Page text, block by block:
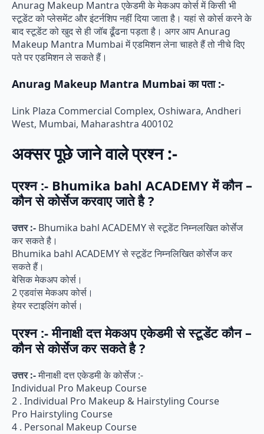
Anurag Makeup Mantra एकेडमी के मेकअप कोर्स में किसी भी
स्टूडेंट को प्लेसमेंट और इंटर्नशिप नहीं दिया जाता है। यहां से कोर्स करने के
बाद स्टूडेंट को खुद से ही जॉब ढूँढना पड़ता है। अगर आप Anurag
Makeup Mantra Mumbai में एडमिशन लेना चाहते हैं तो नीचे दिए
पते पर एडमिशन ले सकते हैं।
Anurag Makeup Mantra Mumbai का पता :-
Link Plaza Commercial Complex, Oshiwara, Andheri
West, Mumbai, Maharashtra 400102
अक्सर पूछे जाने वाले प्रश्न :-
प्रश्न :- Bhumika bahl ACADEMY में कौन –
कौन से कोर्सेज करवाए जाते है ?
उत्तर :- Bhumika bahl ACADEMY से स्टूडेंट निम्नलखित कोर्सेज
कर सकते है।
Bhumika bahl ACADEMY से स्टूडेंट निम्नलिखित कोर्सेज कर
सकते हैं।
बेसिक मेकअप कोर्स।
2 एडवांस मेकअप कोर्स।
हेयर स्टाइलिंग कोर्स।
प्रश्न :- मीनाक्षी दत्त मेकअप एकेडमी से स्टूडेंट कौन –
कौन से कोर्सेज कर सकते है ?
उत्तर :-मीनाक्षी दत्त एकेडमी के कोर्सेज :-
Individual Pro Makeup Course
2 . Individual Pro Makeup & Hairstyling Course
Pro Hairstyling Course
4 . Personal Makeup Course